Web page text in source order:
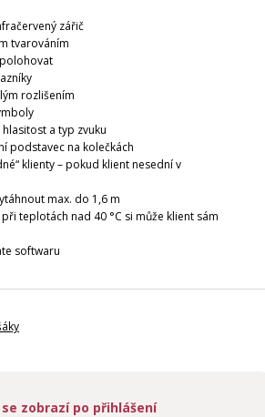
zářič
tvarováním
rozlišením
a typ zvuku
podstavec na kolečkách
klienty – pokud klient nesední v
max. do 1,6 m
teplotách nad 40 °C si může klient sám
softwaru
se zobrazí po přihlášení